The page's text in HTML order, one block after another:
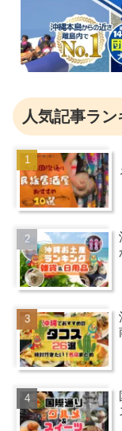
人気記事ラ